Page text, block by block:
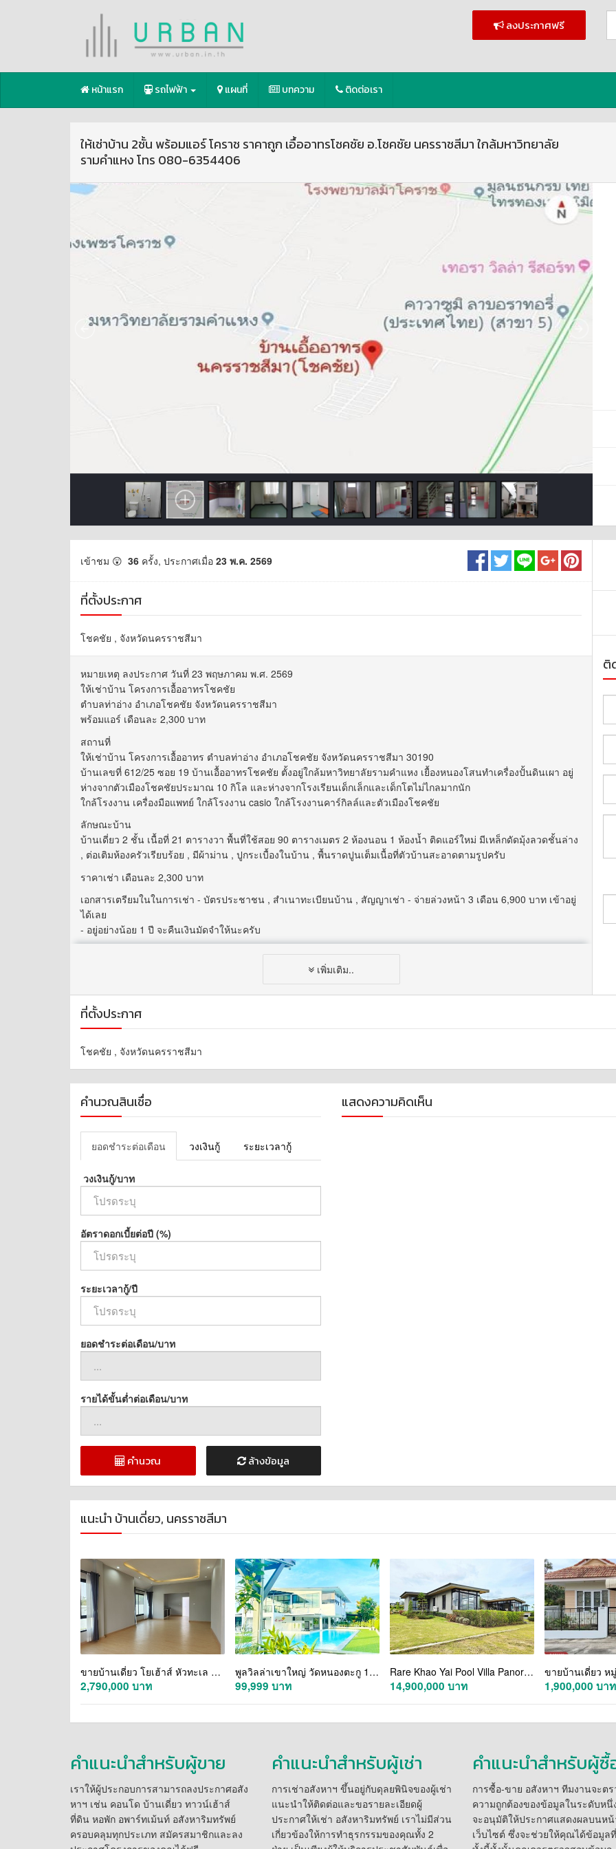
ลงประกาศฟรี
หน้าแรก รถไฟฟ้า แผนที่ บทความ ติดต่อเรา
ให้เช่าบ้าน 2ชั้น พร้อมแอร์ โคราช ราคาถูก เอื้ออาทรโชคชัย อ.โชคชัย นครราชสีมา ใกล้มหาวิทยาลัย
รามคำแหง โทร 080-6354406
เพิ่มเติม..
เข้าชม 😲 36 ครั้ง, ประกาศเมื่อ 23 พ.ค. 2569
ที่ตั้งประกาศ
โชคชัย , จังหวัดนครราชสีมา
หมายเหตุ ลงประกาศ วันที่ 23 พฤษภาคม พ.ศ. 2569
ให้เช่าบ้าน โครงการเอื้ออาทรโชคชัย
ตำบลท่าอ่าง อำเภอโชคชัย จังหวัดนครราชสีมา
พร้อมแอร์ เดือนละ 2,300 บาท
สถานที่
ให้เช่าบ้าน โครงการเอื้ออาทร ตำบลท่าอ่าง อำเภอโชคชัย จังหวัดนครราชสีมา 30190
บ้านเลขที่ 612/25 ซอย 19 บ้านเอื้ออาทรโชคชัย ตั้งอยู่ใกล้มหาวิทยาลัยรามคำแหง เยื้องหนองโสนทำเครื่องปั้นดินเผา อยู่
ห่างจากตัวเมืองโชคชัยประมาณ 10 กิโล และห่างจากโรงเรียนเด็กเล็กและเด็กโตไม่ไกลมากนัก
ใกล้โรงงาน เครื่องมือแพทย์ ใกล้โรงงาน casio ใกล้โรงงานคาร์กิลล์และตัวเมืองโชคชัย
ลักษณะบ้าน
บ้านเดี่ยว 2 ชั้น เนื้อที่ 21 ตารางวา พื้นที่ใช้สอย 90 ตารางเมตร 2 ห้องนอน 1 ห้องน้ำ ติดแอร์ใหม่ มีเหล็กดัดมุ้งลวดชั้นล่าง
, ต่อเติมห้องครัวเรียบร้อย , มีผ้าม่าน , ปูกระเบื้องในบ้าน , พื้นราดปูนเต็มเนื้อที่ตัวบ้านสะอาดตามรูปครับ
ราคาเช่า เดือนละ 2,300 บาท
เอกสารเตรียมในในการเช่า - บัตรประชาชน , สำเนาทะเบียนบ้าน , สัญญาเช่า - จ่ายล่วงหน้า 3 เดือน 6,900 บาท เข้าอยู่
ได้เลย
- อยู่อย่างน้อย 1 ปี จะคืนเงินมัดจำให้นะครับ
ติ
ที่ตั้งประกาศ
โชคชัย , จังหวัดนครราชสีมา
คำนวณสินเชื่อ
ยอดชำระต่อเดือน วงเงินกู้ ระยะเวลากู้
วงเงินกู้/บาท
อัตราดอกเบี้ยต่อปี (%)
ระยะเวลากู้/ปี
ยอดชำระต่อเดือน/บาท
รายได้ขั้นต่ำต่อเดือน/บาท
คำนวณ ล้างข้อมูล
แสดงความคิดเห็น
แนะนำ บ้านเดี่ยว, นครราชสีมา
ขายบ้านเดี่ยว โยเฮ้าส์ หัวทะเล โคราช | แปลงมุม 79.5 ตร.วา ใกล้สารสาสน์
2,790,000 บาท
พูลวิลล่าเขาใหญ่ วัดหนองตะกู 1 กม. คฤหาสน์ 2ชั้น 4-5 นอน 5 น้ำ ขนงพระ ปากช่อง ใกล้ตลาดสดขนงพระ 900 ม. และ ที่ดิน 2 ไร่ 800 ตร.ม.
99,999 บาท
Rare Khao Yai Pool Villa Panoramic views, 2 villas, pet-friendly. Turnkey Airbnb ready for 14.9M THB. Don t miss out
14,900,000 บาท 1,900,000 บาท
คำแนะนำสำหรับผู้ขาย
เราให้ผู้ประกอบการสามารถลงประกาศอสัง
หาฯ เช่น คอนโด บ้านเดี่ยว ทาวน์เฮ้าส์
ที่ดิน หอพัก อพาร์ทเม้นท์ อสังหาริมทรัพย์
ครอบคลุมทุกประเภท สมัครสมาชิกและลง
คำแนะนำสำหรับผู้เช่า
การเช่าอสังหาฯ ขึ้นอยู่กับดุลยพินิจของผู้เช่า
แนะนำให้ติดต่อและขอรายละเอียดผู้
ประกาศให้เช่า อสังหาริมทรัพย์ เราไม่มีส่วน
เกี่ยวข้องให้การทำธุรกรรมของคุณทั้ง 2
คำแนะนำสำหรับผู้ซื้
การซื้อ-ขาย อสังหาฯ ทีมงานจะต
ความถูกต้องของข้อมูลในระดับหนึ่
จะอนุมัติให้ประกาศแสดงผลบนหน้
เว็บไซต์ ซึ่งจะช่วยให้คุณได้ข้อมูล